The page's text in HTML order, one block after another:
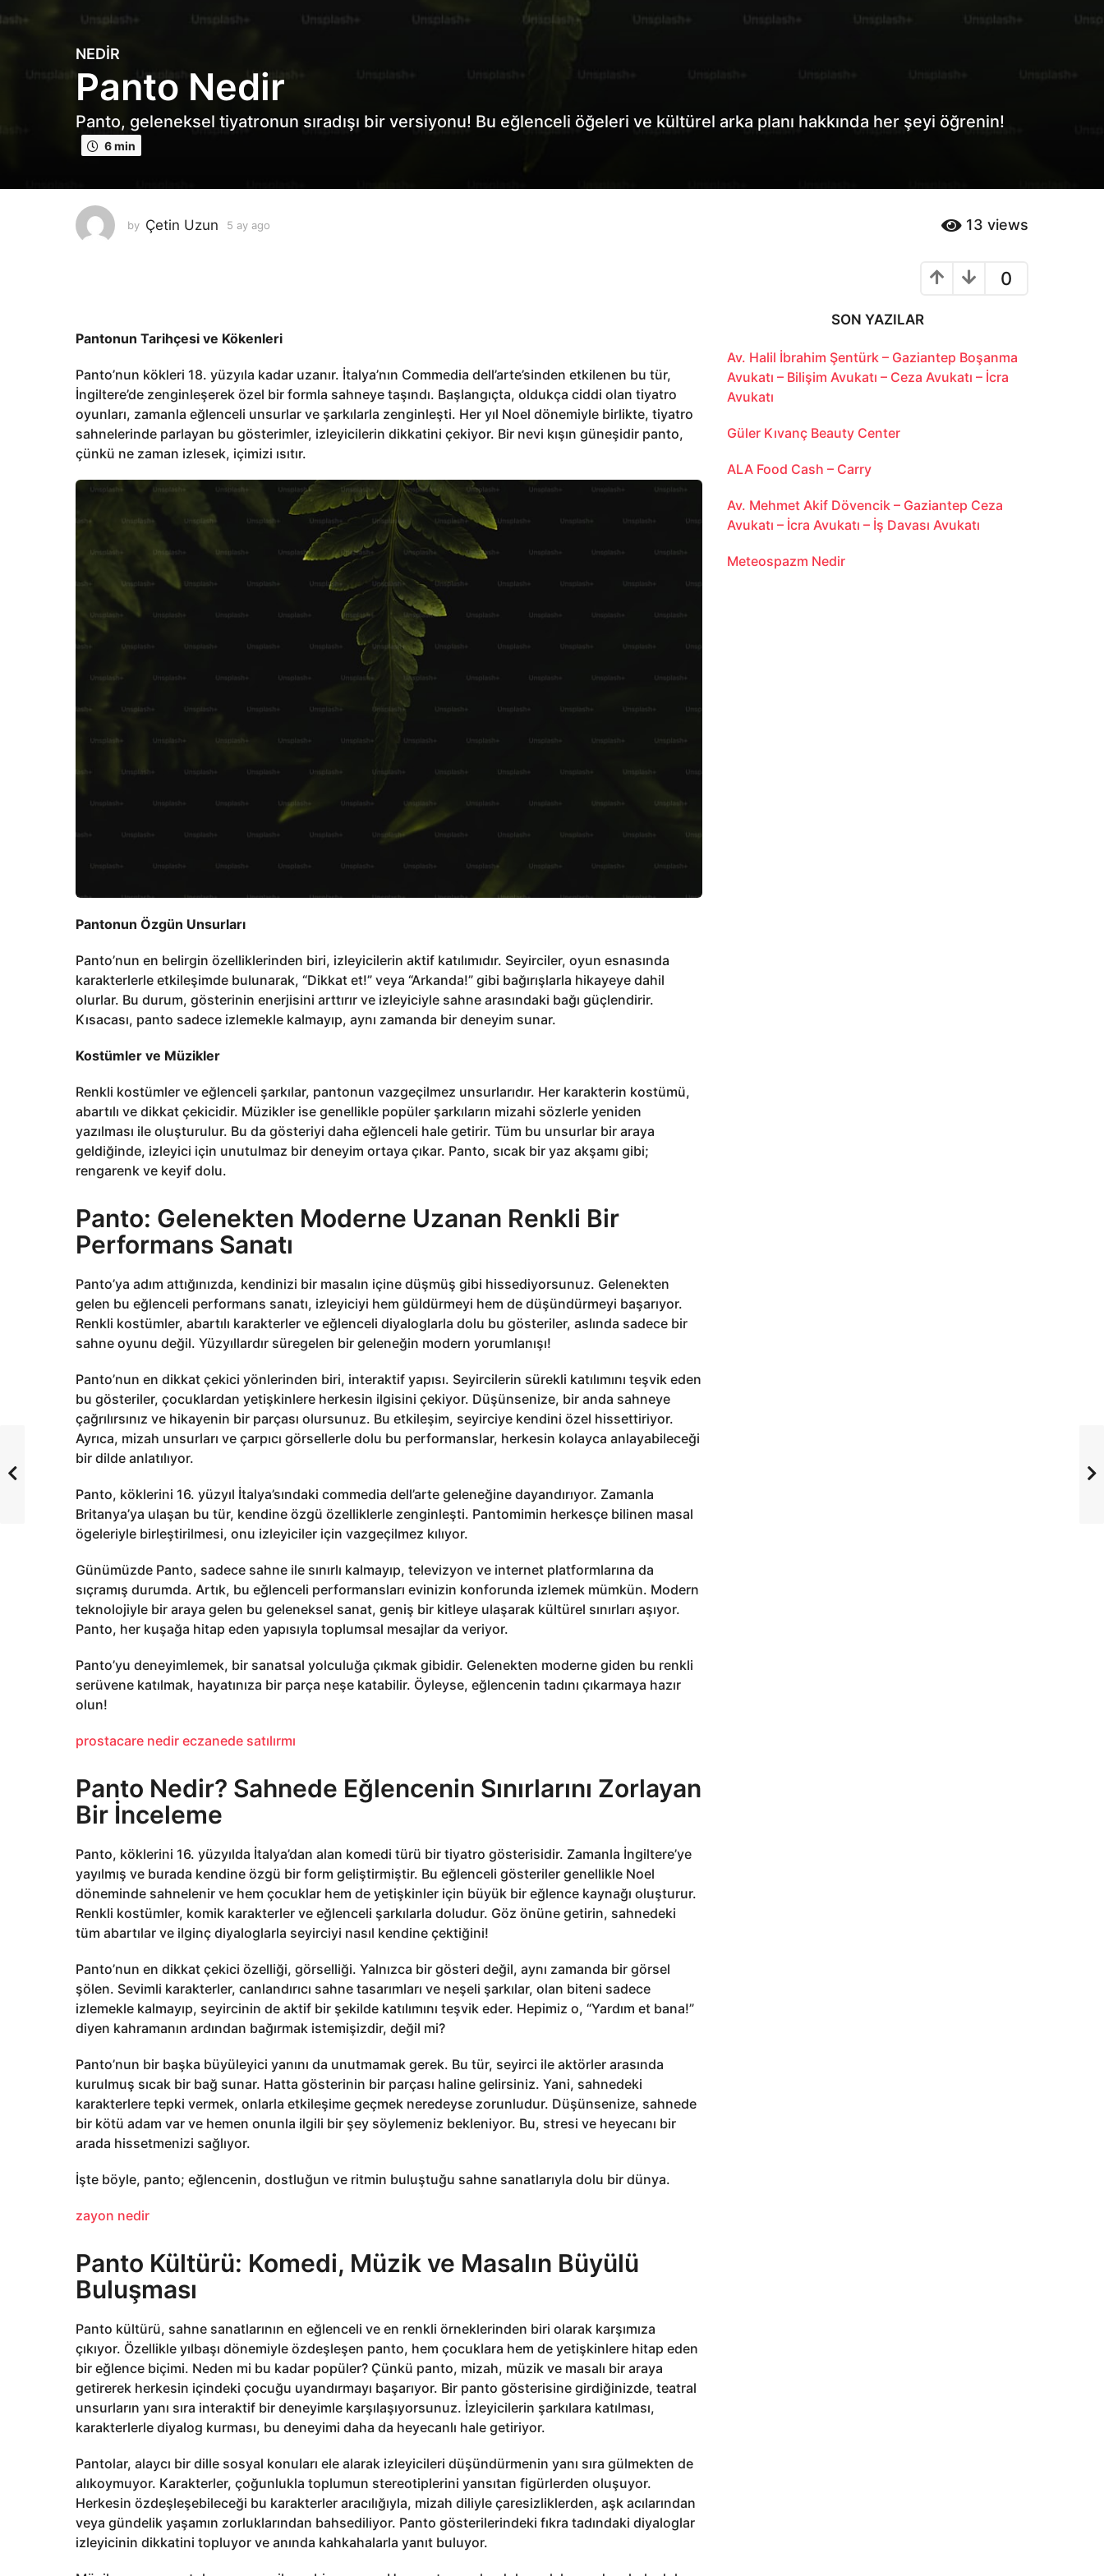
5
a
a
g
o
a
y
a
NEDIR
Panto Nedir
Panto, geleneksel tiyatronun sıradışı bir versiyonu! Bu eğlenceli öğeleri ve kültürel arka planı hakkında her şeyi öğrenin!
6 min
by Çetin Uzun 5 ay ago 13 views
0
Pantonun Tarihçesi ve Kökenleri
Panto’nun kökleri 18. yüzyıla kadar uzanır. İtalya’nın Commedia dell’arte’sinden etkilenen bu tür,
İngiltere’de zenginleşerek özel bir formla sahneye taşındı. Başlangıçta, oldukça ciddi olan tiyatro
oyunları, zamanla eğlenceli unsurlar ve şarkılarla zenginleşti. Her yıl Noel dönemiyle birlikte, tiyatro
sahnelerinde parlayan bu gösterimler, izleyicilerin dikkatini çekiyor. Bir nevi kışın güneşidir panto,
çünkü ne zaman izlesek, içimizi ısıtır.
Pantonun Özgün Unsurları
Panto’nun en belirgin özelliklerinden biri, izleyicilerin aktif katılımıdır. Seyirciler, oyun esnasında
karakterlerle etkileşimde bulunarak, “Dikkat et!” veya “Arkanda!” gibi bağırışlarla hikayeye dahil
olurlar. Bu durum, gösterinin enerjisini arttırır ve izleyiciyle sahne arasındaki bağı güçlendirir.
Kısacası, panto sadece izlemekle kalmayıp, aynı zamanda bir deneyim sunar.
Kostümler ve Müzikler
Renkli kostümler ve eğlenceli şarkılar, pantonun vazgeçilmez unsurlarıdır. Her karakterin kostümü,
abartılı ve dikkat çekicidir. Müzikler ise genellikle popüler şarkıların mizahi sözlerle yeniden
yazılması ile oluşturulur. Bu da gösteriyi daha eğlenceli hale getirir. Tüm bu unsurlar bir araya
geldiğinde, izleyici için unutulmaz bir deneyim ortaya çıkar. Panto, sıcak bir yaz akşamı gibi;
rengarenk ve keyif dolu.
Panto: Gelenekten Moderne Uzanan Renkli Bir
Performans Sanatı
Panto’ya adım attığınızda, kendinizi bir masalın içine düşmüş gibi hissediyorsunuz. Gelenekten
gelen bu eğlenceli performans sanatı, izleyiciyi hem güldürmeyi hem de düşündürmeyi başarıyor.
Renkli kostümler, abartılı karakterler ve eğlenceli diyaloglarla dolu bu gösteriler, aslında sadece bir
sahne oyunu değil. Yüzyıllardır süregelen bir geleneğin modern yorumlanışı!
Panto’nun en dikkat çekici yönlerinden biri, interaktif yapısı. Seyircilerin sürekli katılımını teşvik eden
bu gösteriler, çocuklardan yetişkinlere herkesin ilgisini çekiyor. Düşünsenize, bir anda sahneye
çağrılırsınız ve hikayenin bir parçası olursunuz. Bu etkileşim, seyirciye kendini özel hissettiriyor.
Ayrıca, mizah unsurları ve çarpıcı görsellerle dolu bu performanslar, herkesin kolayca anlayabileceği
bir dilde anlatılıyor.
Panto, köklerini 16. yüzyıl İtalya’sındaki commedia dell’arte geleneğine dayandırıyor. Zamanla
Britanya’ya ulaşan bu tür, kendine özgü özelliklerle zenginleşti. Pantomimin herkesçe bilinen masal
ögeleriyle birleştirilmesi, onu izleyiciler için vazgeçilmez kılıyor.
Günümüzde Panto, sadece sahne ile sınırlı kalmayıp, televizyon ve internet platformlarına da
sıçramış durumda. Artık, bu eğlenceli performansları evinizin konforunda izlemek mümkün. Modern
teknolojiyle bir araya gelen bu geleneksel sanat, geniş bir kitleye ulaşarak kültürel sınırları aşıyor.
Panto, her kuşağa hitap eden yapısıyla toplumsal mesajlar da veriyor.
Panto’yu deneyimlemek, bir sanatsal yolculuğa çıkmak gibidir. Gelenekten moderne giden bu renkli
serüvene katılmak, hayatınıza bir parça neşe katabilir. Öyleyse, eğlencenin tadını çıkarmaya hazır
olun!
prostacare nedir eczanede satılırmı
Panto Nedir? Sahnede Eğlencenin Sınırlarını Zorlayan
Bir İnceleme
Panto, köklerini 16. yüzyılda İtalya’dan alan komedi türü bir tiyatro gösterisidir. Zamanla İngiltere’ye
yayılmış ve burada kendine özgü bir form geliştirmiştir. Bu eğlenceli gösteriler genellikle Noel
döneminde sahnelenir ve hem çocuklar hem de yetişkinler için büyük bir eğlence kaynağı oluşturur.
Renkli kostümler, komik karakterler ve eğlenceli şarkılarla doludur. Göz önüne getirin, sahnedeki
tüm abartılar ve ilginç diyaloglarla seyirciyi nasıl kendine çektiğini!
Panto’nun en dikkat çekici özelliği, görselliği. Yalnızca bir gösteri değil, aynı zamanda bir görsel
şölen. Sevimli karakterler, canlandırıcı sahne tasarımları ve neşeli şarkılar, olan biteni sadece
izlemekle kalmayıp, seyircinin de aktif bir şekilde katılımını teşvik eder. Hepimiz o, “Yardım et bana!”
diyen kahramanın ardından bağırmak istemişizdir, değil mi?
Panto’nun bir başka büyüleyici yanını da unutmamak gerek. Bu tür, seyirci ile aktörler arasında
kurulmuş sıcak bir bağ sunar. Hatta gösterinin bir parçası haline gelirsiniz. Yani, sahnedeki
karakterlere tepki vermek, onlarla etkileşime geçmek neredeyse zorunludur. Düşünsenize, sahnede
bir kötü adam var ve hemen onunla ilgili bir şey söylemeniz bekleniyor. Bu, stresi ve heyecanı bir
arada hissetmenizi sağlıyor.
İşte böyle, panto; eğlencenin, dostluğun ve ritmin buluştuğu sahne sanatlarıyla dolu bir dünya.
zayon nedir
Panto Kültürü: Komedi, Müzik ve Masalın Büyülü
Buluşması
Panto kültürü, sahne sanatlarının en eğlenceli ve en renkli örneklerinden biri olarak karşımıza
çıkıyor. Özellikle yılbaşı dönemiyle özdeşleşen panto, hem çocuklara hem de yetişkinlere hitap eden
bir eğlence biçimi. Neden mi bu kadar popüler? Çünkü panto, mizah, müzik ve masalı bir araya
getirerek herkesin içindeki çocuğu uyandırmayı başarıyor. Bir panto gösterisine girdiğinizde, teatral
unsurların yanı sıra interaktif bir deneyimle karşılaşıyorsunuz. İzleyicilerin şarkılara katılması,
karakterlerle diyalog kurması, bu deneyimi daha da heyecanlı hale getiriyor.
Pantolar, alaycı bir dille sosyal konuları ele alarak izleyicileri düşündürmenin yanı sıra gülmekten de
alıkoymuyor. Karakterler, çoğunlukla toplumun stereotiplerini yansıtan figürlerden oluşuyor.
Herkesin özdeşleşebileceği bu karakterler aracılığıyla, mizah diliyle çaresizliklerden, aşk acılarından
veya gündelik yaşamın zorluklarından bahsediliyor. Panto gösterilerindeki fıkra tadındaki diyaloglar
izleyicinin dikkatini topluyor ve anında kahkahalarla yanıt buluyor.
SON YAZILAR
Av. Halil İbrahim Şentürk – Gaziantep Boşanma
Avukatı – Bilişim Avukatı – Ceza Avukatı – İcra
Avukatı
Güler Kıvanç Beauty Center
ALA Food Cash – Carry
Av. Mehmet Akif Dövencik – Gaziantep Ceza
Avukatı – İcra Avukatı – İş Davası Avukatı
Meteospazm Nedir